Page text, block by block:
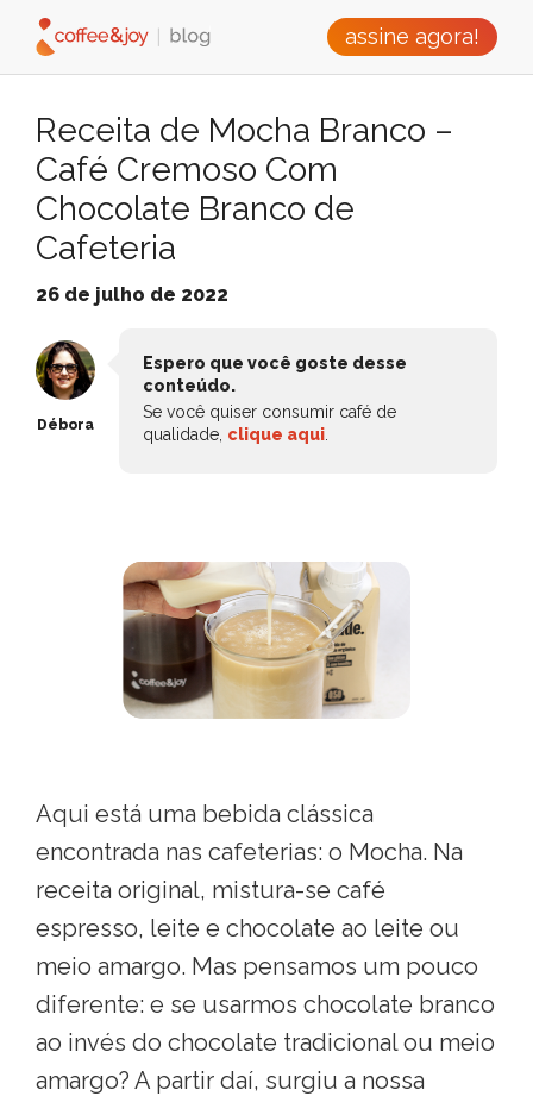
assine agora!
Receita de Mocha Branco –
Café Cremoso Com
Chocolate Branco de
Cafeteria
26 de julho de 2022
Débora
Espero que você goste desse
conteúdo.
Se você quiser consumir café de
qualidade, clique aqui
Aqui está uma bebida clássica
encontrada nas cafeterias: o Mocha. Na
receita original, mistura-se café
espresso, leite e chocolate ao leite ou
meio amargo. Mas pensamos um pouco
diferente: e se usarmos chocolate branco
ao invés do chocolate tradicional ou meio
amargo? A partir daí, surgiu a nossa